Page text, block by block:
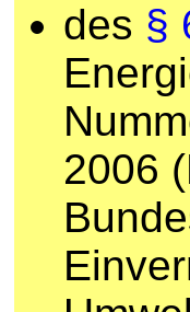
des §
2006